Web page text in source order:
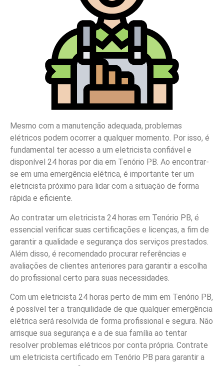
Mesmo com a manutenção adequada, problemas
elétricos podem ocorrer a qualquer momento. Por isso, é
fundamental ter acesso a um eletricista confiável e
disponível 24 horas por dia em Tenório PB. Ao encontrar-
se em uma emergência elétrica, é importante ter um
eletricista próximo para lidar com a situação de forma
rápida e eficiente.
Ao contratar um eletricista 24 horas em Tenório PB, é
essencial verificar suas certificações e licenças, a fim de
garantir a qualidade e segurança dos serviços prestados.
Além disso, é recomendado procurar referências e
avaliações de clientes anteriores para garantir a escolha
do profissional certo para suas necessidades.
Com um eletricista 24 horas perto de mim em Tenório PB,
é possível ter a tranquilidade de que qualquer emergência
elétrica será resolvida de forma profissional e segura. Não
arrisque sua segurança e a de sua família ao tentar
resolver problemas elétricos por conta própria. Contrate
um eletricista certificado em Tenório PB para garantir a